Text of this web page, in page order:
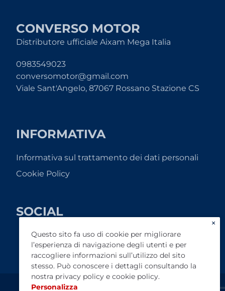
CONVERSO MOTOR
Distributore ufficiale Aixam Mega Italia
0983549023
conversomotor@gmail.com
Viale Sant'Angelo, 87067 Rossano Stazione CS
INFORMATIVA
Informativa sul trattamento dei dati personali
Cookie Policy
SOCIAL
×
Questo sito fa uso di cookie per migliorare
l’esperienza di navigazione degli utenti e per
raccogliere informazioni sull’utilizzo del sito
stesso. Può conoscere i dettagli consultando la
nostra privacy policy e cookie policy.
Personalizza